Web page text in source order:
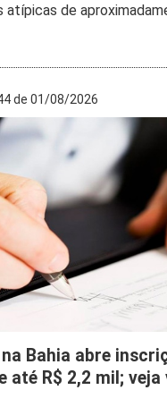
atípicas de
de 01/08/2026
Bahia abre
até R$ 2,2 mil; veja